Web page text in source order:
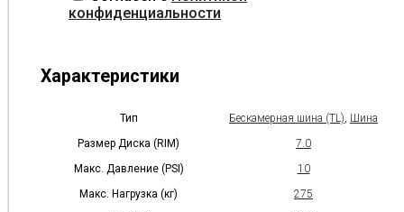
конфиденциальности
Характеристики
Тип Бескамерная шина (TL), Шина
Размер Диска (RIM)
7.0
Макс. Давление (PSI)
10
Макс. Нагрузка (кг)
275